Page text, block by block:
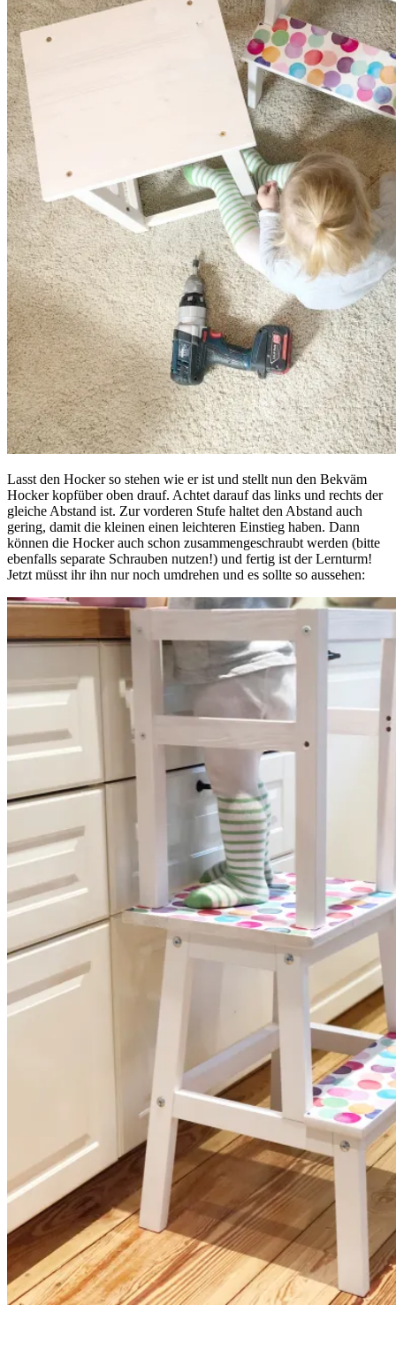
Lasst den Hocker so stehen wie er ist und stellt nun den Bekväm
Hocker kopfüber oben drauf. Achtet darauf das links und rechts der
gleiche Abstand ist. Zur vorderen Stufe haltet den Abstand auch
gering, damit die kleinen einen leichteren Einstieg haben. Dann
können die Hocker auch schon zusammengeschraubt werden (bitte
ebenfalls separate Schrauben nutzen!) und fertig ist der Lernturm!
Jetzt müsst ihr ihn nur noch umdrehen und es sollte so aussehen: